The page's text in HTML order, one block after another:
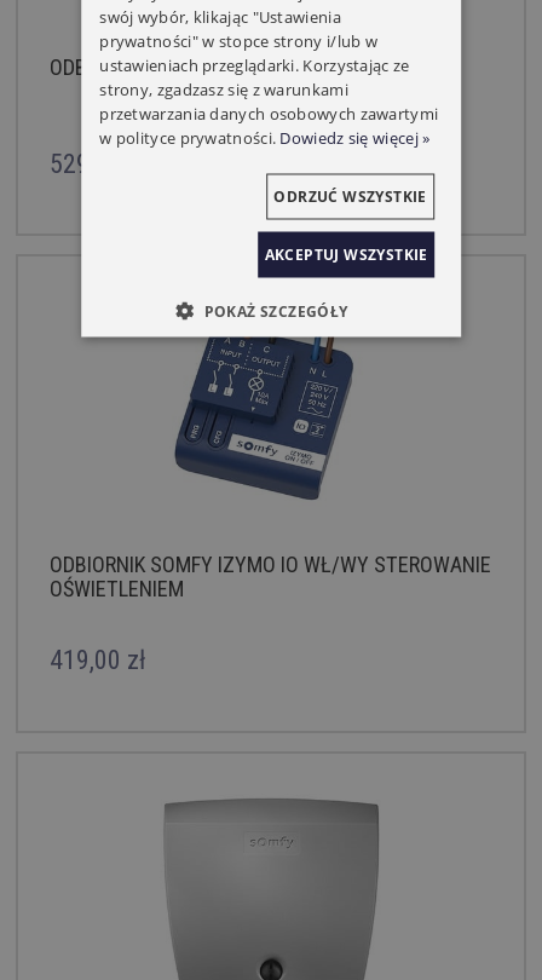
ODBIORNIK RADIOWY SOMFY PLATINE RTS
529,00 zł
ODBIORNIK SOMFY IZYMO IO WŁ/WY STEROWANIE
OŚWIETLENIEM
419,00 zł
swój wybór, klikając "Ustawienia
prywatności" w stopce strony i/lub w
ustawieniach przeglądarki. Korzystając ze
strony, zgadzasz się z warunkami
przetwarzania danych osobowych zawartymi
w polityce prywatności. Dowiedz się więcej »
AKCEPTUJ WSZYSTKIE
ODRZUĆ WSZYSTKIE
POKAŻ SZCZEGÓŁY